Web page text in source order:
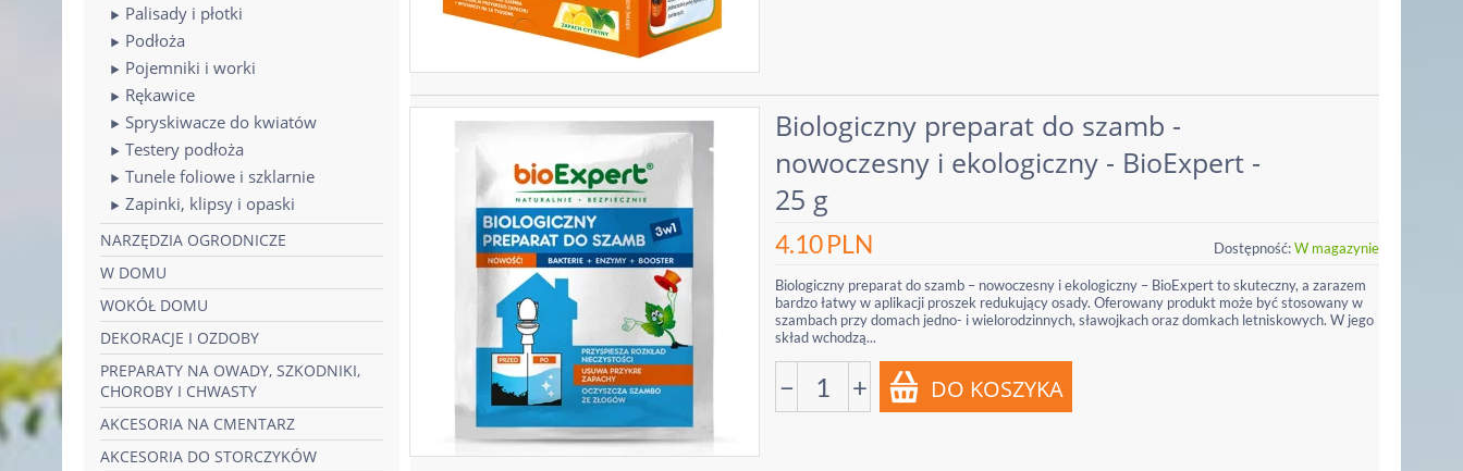
Palisady i płotki
Podłoża
Pojemniki i worki
Rękawice
Spryskiwacze do kwiatów
Testery podłoża
Tunele foliowe i szklarnie
Zapinki, klipsy i opaski
NARZĘDZIA OGRODNICZE
W DOMU
WOKÓŁ DOMU
DEKORACJE I OZDOBY
PREPARATY NA OWADY, SZKODNIKI,
CHOROBY I CHWASTY
AKCESORIA NA CMENTARZ
AKCESORIA DO STORCZYKÓW
Biologiczny preparat do szamb -
nowoczesny i ekologiczny - BioExpert -
25 g
4.10PLN Dostępność:W magazynie
Biologiczny preparat do szamb – nowoczesny i ekologiczny – BioExpert to skuteczny, a zarazem
bardzo łatwy w aplikacji proszek redukujący osady. Oferowany produkt może być stosowany w
szambach przy domach jedno- i wielorodzinnych, sławojkach oraz domkach letniskowych. W jego
skład wchodzą...
− +